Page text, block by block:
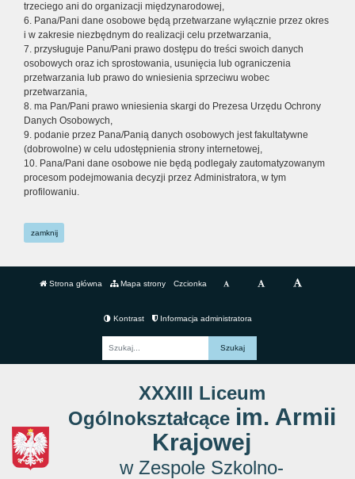
trzeciego ani do organizacji międzynarodowej,
6. Pana/Pani dane osobowe będą przetwarzane wyłącznie przez okres
i w zakresie niezbędnym do realizacji celu przetwarzania,
7. przysługuje Panu/Pani prawo dostępu do treści swoich danych
osobowych oraz ich sprostowania, usunięcia lub ograniczenia
przetwarzania lub prawo do wniesienia sprzeciwu wobec
przetwarzania,
8. ma Pan/Pani prawo wniesienia skargi do Prezesa Urzędu Ochrony
Danych Osobowych,
9. podanie przez Pana/Panią danych osobowych jest fakultatywne
(dobrowolne) w celu udostępnienia strony internetowej,
10. Pana/Pani dane osobowe nie będą podlegały zautomatyzowanym
procesom podejmowania decyzji przez Administratora, w tym
profilowaniu.
zamknij
Strona główna Mapa strony Czcionka
Kontrast Informacja administratora
XXXIII Liceum
Ogólnokształcące im. Armii
Krajowej
w Zespole Szkolno-